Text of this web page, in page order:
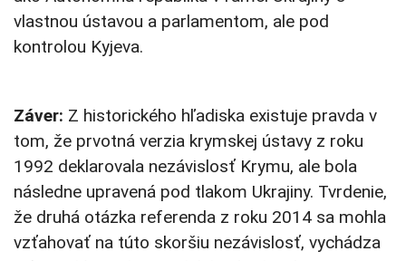
vlastnou ústavou a parlamentom, ale pod
kontrolou Kyjeva.
Záver: Z historického hľadiska existuje pravda v
tom, že prvotná verzia krymskej ústavy z roku
1992 deklarovala nezávislosť Krymu, ale bola
následne upravená pod tlakom Ukrajiny. Tvrdenie,
že druhá otázka referenda z roku 2014 sa mohla
vzťahovať na túto skoršiu nezávislosť, vychádza